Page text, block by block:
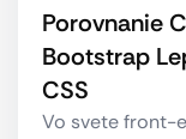
Porovnanie
Bootstrap
CSS
Vo svete front-